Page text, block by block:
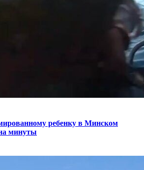
ребенку в Минском
минуты